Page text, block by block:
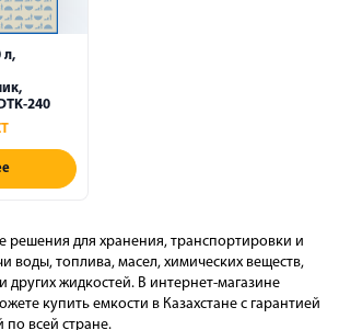
л,
240
для хранения, транспортировки и
воды, топлива, масел, химических веществ,
других жидкостей. В интернет-магазине
купить емкости в Казахстане с гарантией
по всей стране.